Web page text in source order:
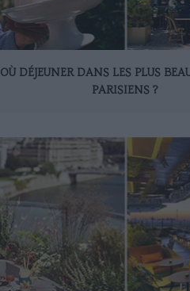
OÙ DÉJEUNER DANS LES PLUS
PARISIENS ?